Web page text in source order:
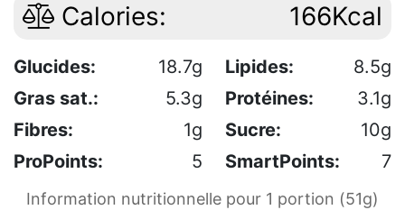
Calories: 166Kcal
Glucides: 18.7g Lipides:
8.5g
Gras sat.:
5.3g Protéines:
3.1g
Fibres:
1g Sucre:
10g
ProPoints:
5 SmartPoints: 7
Information nutritionnelle pour 1 portion (51g)